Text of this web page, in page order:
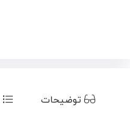
توضیحات